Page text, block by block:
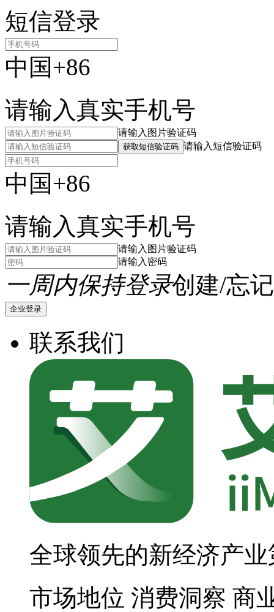
短信登录
中国+86
请输入真实手机号
请输入图片验证码
获取短信验证码 请输入短信验证码
中国+86
请输入真实手机号
请输入图片验证码
请输入密码
一周内保持登录创建/忘
企业登录
联系我们
全球领先的新经济产
市场地位 消费洞察 商